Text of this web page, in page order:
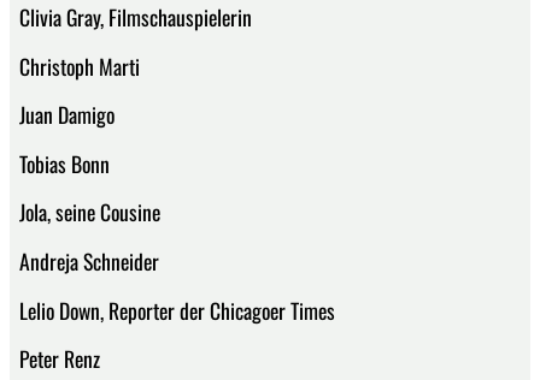
Clivia Gray, Filmschauspielerin
Christoph Marti
Juan Damigo
Tobias Bonn
Jola, seine Cousine
Andreja Schneider
Lelio Down, Reporter der Chicagoer Times
Peter Renz